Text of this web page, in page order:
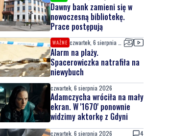
Dawny bank zamieni się w
nowoczesną bibliotekę.
Prace postępują
WAŻNE
Alarm na plaży.
Spacerowiczka natrafiła na
niewybuch
czwartek, 6 sierpnia 2026
Adamczycha wróciła na mały
ekran. W '1670' ponownie
widzimy aktorkę z Gdyni
czwartek, 6 sierpnia 2026 4